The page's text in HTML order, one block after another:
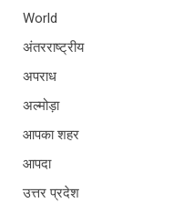
World
अंतरराष्ट्रीय
अपराध
अल्मोड़ा
आपका शहर
आपदा
उत्तर प्रदेश